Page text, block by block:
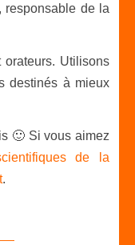
responsable de la
orateurs. Utilisons
destinés à mieux
🙂 Si vous aimez
de la
.